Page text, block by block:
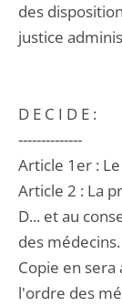
des
justice
D E C I D E :
--------------
Article 1er :
Article 2 : La
D... et au
des médecins.
Copie en sera
l'ordre des